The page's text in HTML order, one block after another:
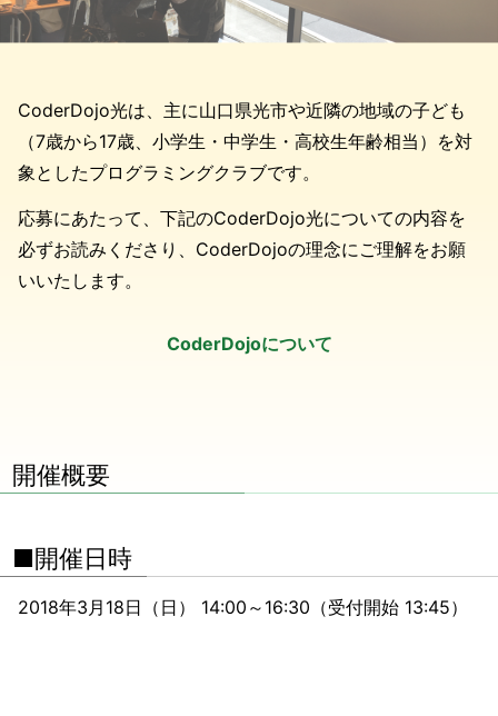
CoderDojo光は、主に山口県光市や近隣の地域の子ども
（7歳から17歳、小学生・中学生・高校生年齢相当）を対
象としたプログラミングクラブです。
応募にあたって、下記のCoderDojo光についての内容を
必ずお読みくださり、CoderDojoの理念にご理解をお願
いいたします。
CoderDojoについて
開催概要
■開催日時
2018年3月18日（日） 14:00～16:30（受付開始 13:45）